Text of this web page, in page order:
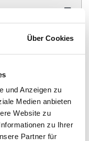
Über Cookies
und Anzeigen zu
Medien anbieten
Website zu
zu Ihrer
Partner für
mindestens 5°C.
bei Gefahr von